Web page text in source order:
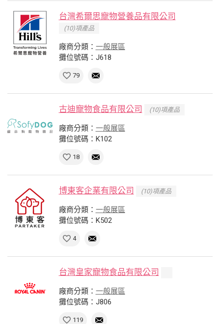
台灣希爾思寵物營養品有限公司
(10)項產品
廠商分類： 一般展區
攤位號碼：J618
79
古迪寵物食品有限公司 (10)項產品
廠商分類： 一般展區
攤位號碼：K102
18
博東客企業有限公司 (10)項產品
廠商分類： 一般展區
攤位號碼：K502
4
台灣皇家寵物食品有限公司
廠商分類： 一般展區
攤位號碼：J806
119